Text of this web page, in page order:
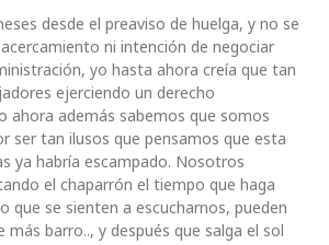
desde el preaviso de huelga, y no se
ni intención de negociar
yo hasta ahora creía que tan
ejerciendo un derecho
ahora además sabemos que somos
ser tan ilusos que pensamos que esta
ya habría escampado. Nosotros
el chaparrón el tiempo que haga
que se sienten a escucharnos, pueden
barro.., y después que salga el sol